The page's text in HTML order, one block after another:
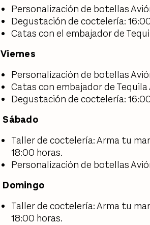
Personalización de botellas
Degustación de coctelería:
Catas con el embajador de
Viernes
Personalización de botellas
Catas con embajador de
Degustación de coctelería:
Sábado
Taller de coctelería: Arma tu
18:00 horas.
Personalización de botellas
Domingo
Taller de coctelería: Arma tu
18:00 horas.